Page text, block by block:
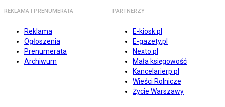
REKLAMA I PRENUMERATA
Reklama
Ogłoszenia
Prenumerata
Archiwum
PARTNERZY
E-kiosk.pl
E-gazety.pl
Nexto.pl
Mała księgowość
Kancelarierp.pl
Wieści Rolnicze
Życie Warszawy